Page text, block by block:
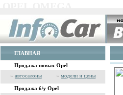
ГЛАВНАЯ
Продажа новых Opel
» автосалоны » модели и цены
Продажа б/у Opel